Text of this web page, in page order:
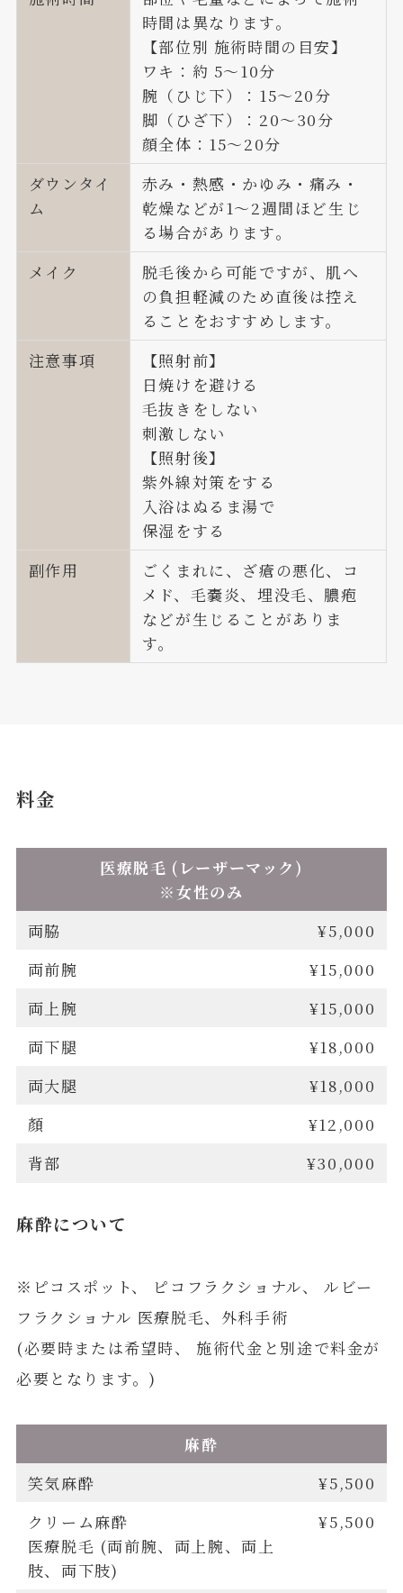
時間は異なります。
【部位別 施術時間の目安】
ワキ：約 5〜10分
腕（ひじ下）：15〜20分
脚（ひざ下）：20〜30分
顔全体：15〜20分
ダウンタイ
ム
赤み・熱感・かゆみ・痛み・
乾燥などが1〜2週間ほど生じ
る場合があります。
メイク
脱毛後から可能ですが、肌へ
の負担軽減のため直後は控え
ることをおすすめします。
注意事項
【照射前】
日焼けを避ける
毛抜きをしない
刺激しない
【照射後】
紫外線対策をする
入浴はぬるま湯で
保湿をする
副作用
ごくまれに、ざ瘡の悪化、コ
メド、毛嚢炎、埋没毛、膿疱
などが生じることがありま
す。
料金
医療脱毛 (レーザーマック)
※女性のみ
両脇
¥5,000
両前腕
¥15,000
両上腕
¥15,000
両下腿
¥18,000
両大腿
¥18,000
顏
¥12,000
背部
¥30,000
麻酔について
※ピコスポット、 ピコフラクショナル、 ルビー
フラクショナル 医療脱毛、外科手術
(必要時または希望時、 施術代金と別途で料金が
必要となります。)
麻酔
笑気麻酔
¥5,500
クリーム麻酔
医療脱毛 (両前腕、両上腕、両上
肢、両下肢)
¥5,500